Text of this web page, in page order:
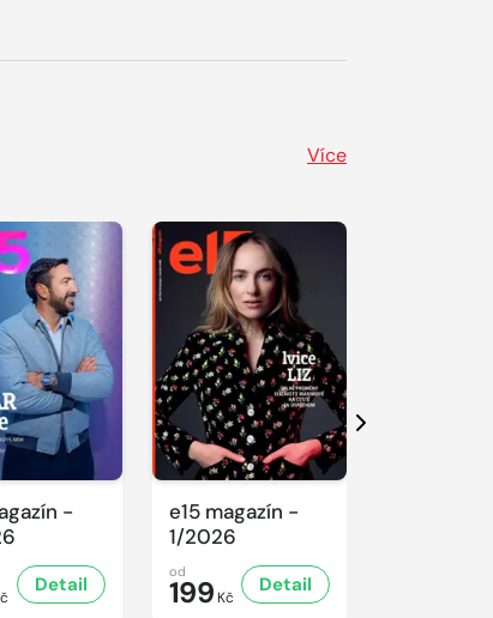
Více
-
Detail
e15 magazín -
1/2026
od
199 Kč
Detail
Další